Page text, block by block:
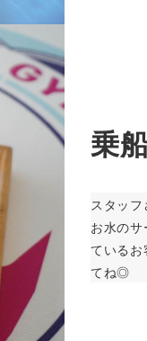
乗
スタッ
お水の
ている
てね◎